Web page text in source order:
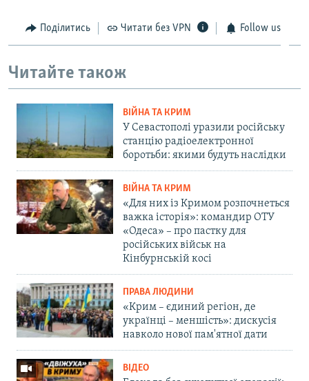
Поділитись Читати без VPN Follow us
Читайте також
ВІЙНА ТА КРИМ
У Севастополі уразили російську
станцію радіоелектронної
боротьби: якими будуть наслідки
ВІЙНА ТА КРИМ
«Для них із Кримом розпочнеться
важка історія»: командир ОТУ
«Одеса» – про пастку для
російських військ на
Кінбурнській косі
ПРАВА ЛЮДИНИ
«Крим – єдиний регіон, де
українці – меншість»: дискусія
навколо нової пам'ятної дати
ВІДЕО